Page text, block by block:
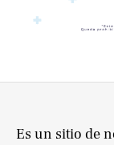
Es un sitio de